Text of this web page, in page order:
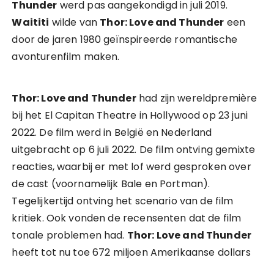
Thunder werd pas aangekondigd in juli 2019.
Waititi wilde van Thor: Love and Thunder een
door de jaren 1980 geïnspireerde romantische
avonturenfilm maken.
Thor: Love and Thunderhad zijn wereldpremière
bij het El Capitan Theatre in Hollywood op 23 juni
2022. De film werd in België en Nederland
uitgebracht op 6 juli 2022. De film ontving gemixte
reacties, waarbij er met lof werd gesproken over
de cast (voornamelijk Bale en Portman).
Tegelijkertijd ontving het scenario van de film
kritiek. Ook vonden de recensenten dat de film
tonale problemen had. Thor: Love and Thunder
heeft tot nu toe 672 miljoen Amerikaanse dollars